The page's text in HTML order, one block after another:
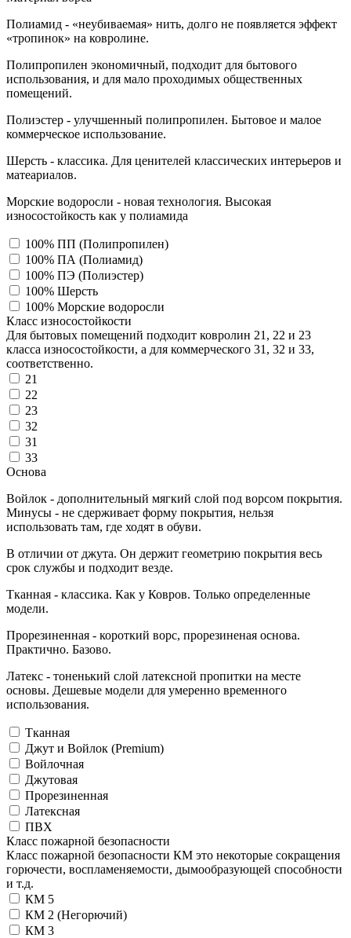
Полиамид - «неубиваемая» нить, долго не появляется эффект
«тропинок» на ковролине.
Полипропилен экономичный, подходит для бытового
использования, и для мало проходимых общественных
помещений.
Полиэстер - улучшенный полипропилен. Бытовое и малое
коммерческое использование.
Шерсть - классика. Для ценителей классических интерьеров и
матеариалов.
Морские водоросли - новая технология. Высокая
износостойкость как у полиамида
100% ПП (Полипропилен)
100% ПА (Полиамид)
100% ПЭ (Полиэстер)
100% Шерсть
100% Морские водоросли
Класс износостойкости
Для бытовых помещений подходит ковролин 21, 22 и 23
класса износостойкости, а для коммерческого 31, 32 и 33,
соответственно.
21
22
23
32
31
33
Основа
Войлок - дополнительный мягкий слой под ворсом покрытия.
Минусы - не сдерживает форму покрытия, нельзя
использовать там, где ходят в обуви.
В отличии от джута. Он держит геометрию покрытия весь
срок службы и подходит везде.
Тканная - классика. Как у Ковров. Только определенные
модели.
Прорезиненная - короткий ворс, прорезиненая основа.
Практично. Базово.
Латекс - тоненький слой латексной пропитки на месте
основы. Дешевые модели для умеренно временного
использования.
Тканная
Джут и Войлок (Premium)
Войлочная
Джутовая
Прорезиненная
Латексная
ПВХ
Класс пожарной безопасности
Класс пожарной безопасности КМ это некоторые сокращения
горючести, воспламеняемости, дымообразующей способности
и т.д.
КМ 5
КМ 2 (Негорючий)
КМ 3